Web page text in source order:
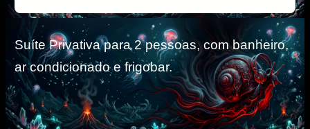
Suíte Privativa para 2 pessoas, com banheiro,
ar condicionado e frigobar.